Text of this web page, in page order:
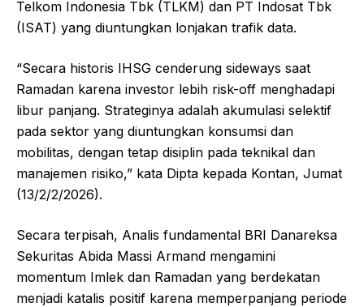
Telkom Indonesia Tbk (TLKM) dan PT Indosat Tbk
(ISAT) yang diuntungkan lonjakan trafik data.
“Secara historis IHSG cenderung sideways saat
Ramadan karena investor lebih risk-off menghadapi
libur panjang. Strateginya adalah akumulasi selektif
pada sektor yang diuntungkan konsumsi dan
mobilitas, dengan tetap disiplin pada teknikal dan
manajemen risiko,” kata Dipta kepada Kontan, Jumat
(13/2/2/2026).
Secara terpisah, Analis fundamental BRI Danareksa
Sekuritas Abida Massi Armand mengamini
momentum Imlek dan Ramadan yang berdekatan
menjadi katalis positif karena memperpanjang periode